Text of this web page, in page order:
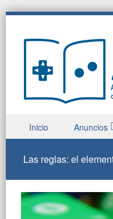
Menu
Saltar a contenido
Inicio Anuncios
Las reglas: el